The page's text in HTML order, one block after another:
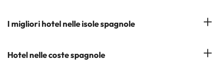
Iscrivetevi alla nostra newsletter
Hotel a Salou
Hotel a Cádiz
I migliori hotel nelle isole spagnole
Hotel a Tenerife
Hotel nelle coste spagnole